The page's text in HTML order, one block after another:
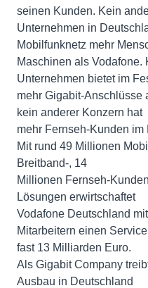
seinen Kunden. Kein
Unternehmen in
Mobilfunknetz mehr
Maschinen als
Unternehmen bietet im
mehr Gigabit-Anschlüsse
kein anderer Konzern hat
mehr Fernseh-Kunden im
Mit rund 49 Millionen
Breitband-, 14
Millionen Fernseh-
Lösungen erwirtschaftet
Vodafone Deutschland
Mitarbeitern einen
fast 13 Milliarden Euro.
Als Gigabit Company
Ausbau in Deutschland